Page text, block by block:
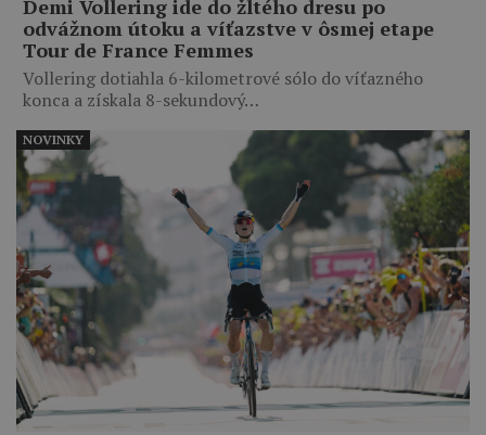
Demi Vollering ide do žltého dresu po
odvážnom útoku a víťazstve v ôsmej etape
Tour de France Femmes
Vollering dotiahla 6-kilometrové sólo do víťazného
konca a získala 8-sekundový…
NOVINKY